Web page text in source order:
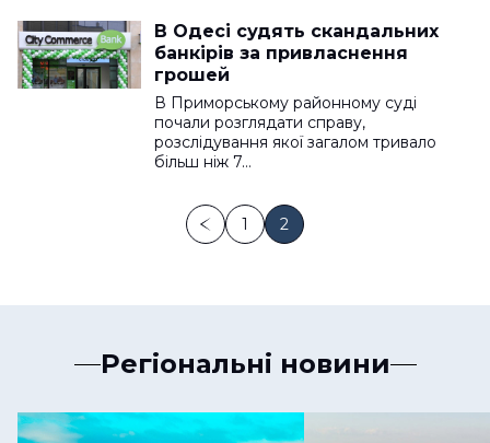
В Одесі судять скандальних
банкірів за привласнення
грошей
В Приморському районному суді
почали розглядати справу,
розслідування якої загалом тривало
більш ніж 7…
1 2
Регіональні новини